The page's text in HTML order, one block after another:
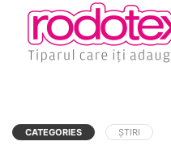
CATEGORIES ȘTIRI